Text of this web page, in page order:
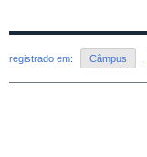
registrado em: Câmpus